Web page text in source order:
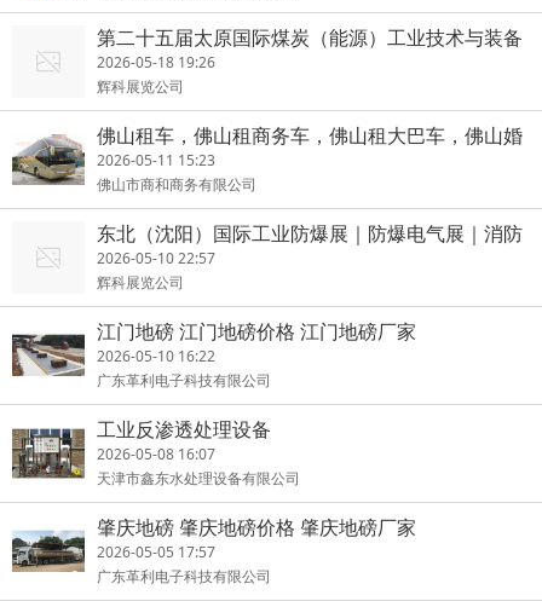
第二十五届太原国际煤炭（能源）工业技术与装备
展览会
2026-05-18 19:26
辉科展览公司
佛山租车，佛山租商务车，佛山租大巴车，佛山婚
庆租车，会议包车
2026-05-11 15:23
佛山市商和商务有限公司
东北（沈阳）国际工业防爆展｜防爆电气展｜消防
安全博览会
2026-05-10 22:57
辉科展览公司
江门地磅 江门地磅价格 江门地磅厂家
2026-05-10 16:22
广东革利电子科技有限公司
工业反渗透处理设备
2026-05-08 16:07
天津市鑫东水处理设备有限公司
肇庆地磅 肇庆地磅价格 肇庆地磅厂家
2026-05-05 17:57
广东革利电子科技有限公司